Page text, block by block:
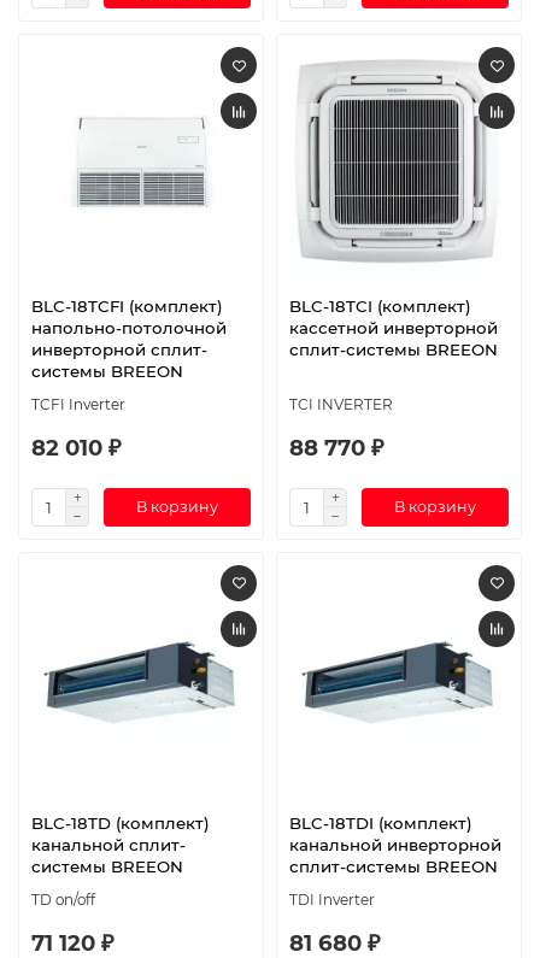
BLC-18TCFI (комплект)
напольно-потолочной
инверторной сплит-
системы BREEON
TCFI Inverter
82 010 ₽
В корзину
BLC-18TCI (комплект)
кассетной инверторной
сплит-системы BREEON
TCI INVERTER
88 770 ₽
В корзину
BLC-18TD (комплект)
канальной сплит-
системы BREEON
TD on/off
71 120 ₽
BLC-18TDI (комплект)
канальной инверторной
сплит-системы BREEON
TDI Inverter
81 680 ₽